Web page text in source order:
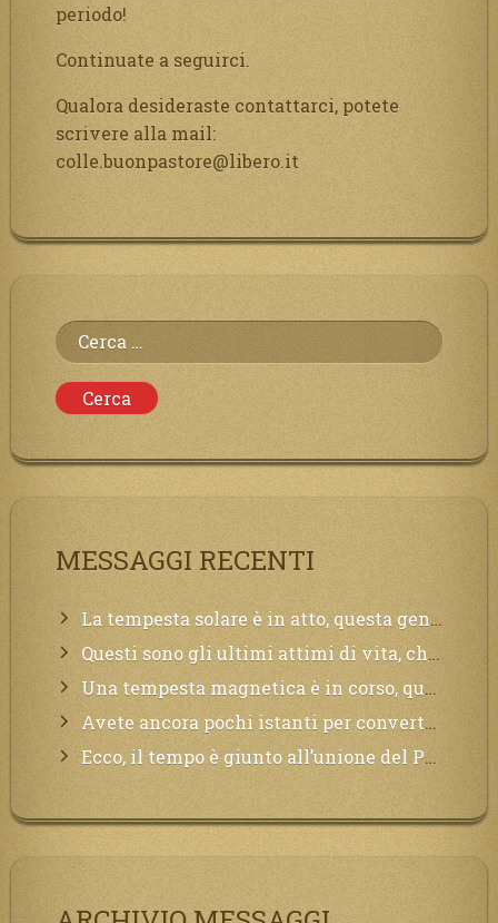
periodo!
Continuate a seguirci.
Qualora desideraste contattarci, potete
scrivere alla mail:
colle.buonpastore@libero.it
Ricerca
per:
MESSAGGI RECENTI
La tempesta solare è in atto, questa generazione soffrirà molto, la Terra arderà, l’acqua sarà contaminata, il cibo non sarà più nelle vostre mense.
Questi sono gli ultimi attimi di vita, chi si vuole salvare Mi chiami in suo aiuto.
Una tempesta magnetica è in corso, questa generazione patirà. Il black out non tarderà ad arrivare e tutta la Terra sarà oscurata.
Avete ancora pochi istanti per convertirvi, non perdete tempo, la sciagura arriverà all’improvviso e per chi non si sarà preparato saranno dolori.
Ecco, il tempo è giunto all’unione del Padre con il figlio, non avete che da attendere pochissimo.